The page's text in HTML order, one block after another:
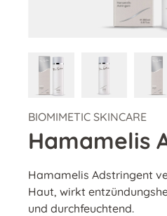
BIOMIMETIC SKINCARE
Hamamelis
Hamamelis Adstringent
Haut, wirkt
und durchfeuchtend.